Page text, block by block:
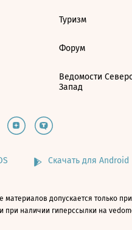
Туризм
Форум
Ведомости
Запад
Скачать для Android
материалов допускается только
и при наличии гиперссылки на